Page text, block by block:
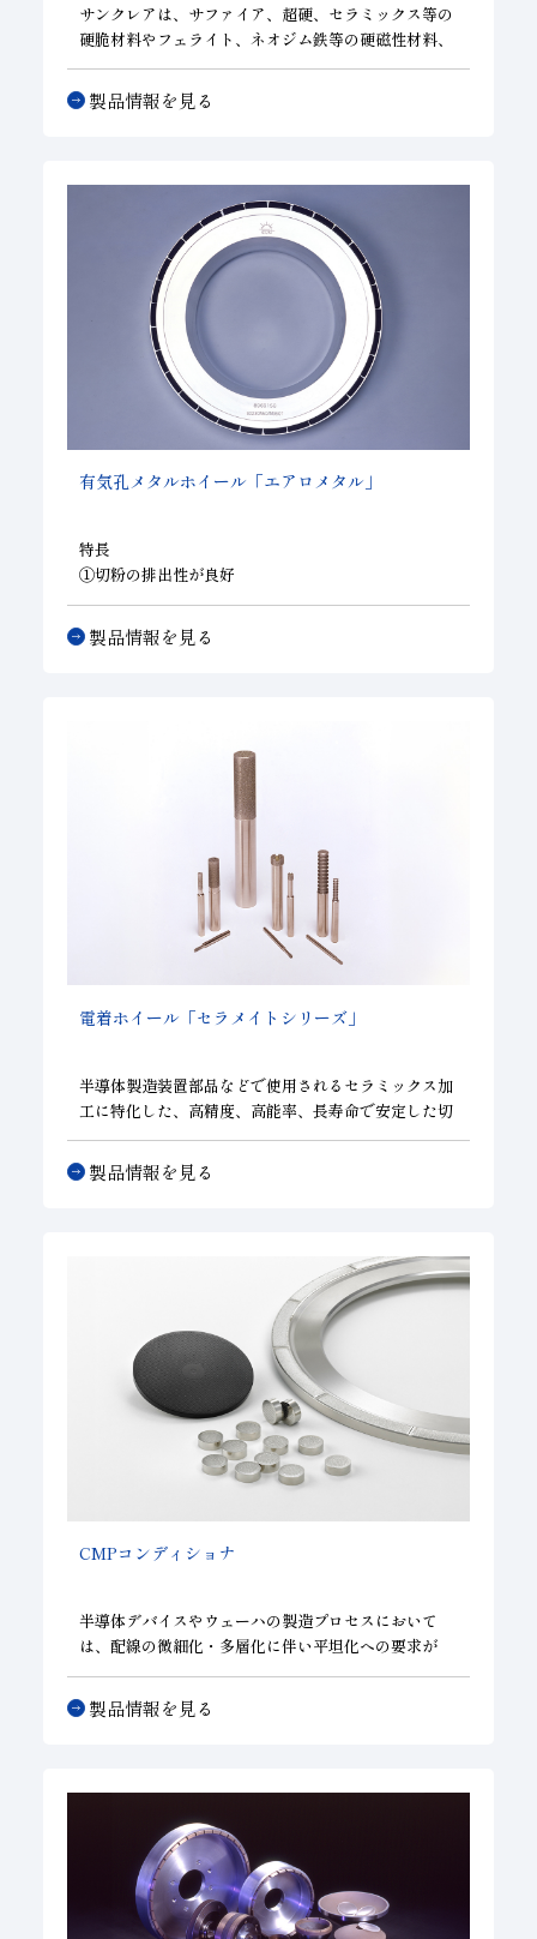
サンクレアは、サファイア、超硬、セラミックス等の
硬脆材料やフェライト、ネオジム鉄等の硬磁性材料、
焼結部品等の鉄系材料において、従来のメタルボンド
では得られなかった領域の切れ味と寿命を実現し、加
工能率の向上とコストの削減に寄与します。
製品情報を見る
有気孔メタルホイール「エアロメタル」
特長
①切粉の排出性が良好
②安定した研削性を持つ
③耐摩耗性に優れ、長寿命
④電着ツルーアでのツルーイングが可能
製品情報を見る
電着ホイール「セラメイトシリーズ」
半導体製造装置部品などで使用されるセラミックス加
工に特化した、高精度、高能率、長寿命で安定した切
れ味を発揮する電着軸付きホイール。冷却効果が高
く、画期的な加工速度で高能率加工を実現したセンタ
ースルータイプ専用のセラメイトドリル、溝加工ツー
軽減したネジ切り加工ツールのセラメイトタップ、高
速送り加工が可能な高能率コンタリング加工ツールの
製品情報を見る
CMPコンディショナ
半導体デバイスやウェーハの製造プロセスにおいて
は、配線の微細化・多層化に伴い平坦化への要求が
年々高まっています。平坦化技術として利用されてい
るＣＭＰプロセス
ョニングは研磨特性を安定化する重要な役割を担って
与し続けるともに、多様化するニーズに対応した様々
な形状・仕様のコンディショナを提供しています。
製品情報を見る